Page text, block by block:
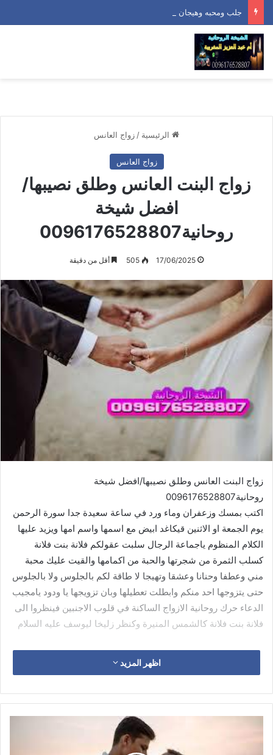
جلب ومحبه وهيجان سريع/افضل شيخة روحانية0096176528807
الرئيسية / زواج العانس
زواج العانس
زواج البنت العانس وطلق نصيبها/
افضل شيخة
روحانية0096176528807
17/06/2025
505 أقل من دقيقة
زواج البنت العانس وطلق نصيبها/افضل شيخة
روحانية0096176528807
اكتب بمسك وزعفران وماء ورد في ساعة سعيدة جدا سورة الرحمن
يوم الجمعة او الاثنين قيكاغد ابيض مع اسمها واسم امها ويزيد عليها
الكلام المنظوم ياجماعة الرجال سلبت عقولكم فلانة بنت فلانة
كسلب الثمرة من شجرتها والحبة من اكمامها والقيت عليك محبة
مني وعطفا وحنانا وعشقا وتهيجا لا طاقة لكم بالجلوس ولا بالجلوس
حتى يتزوجها احد منكم وابطلت تعطيلها وبان تزويجها يا ودود يامجيب
الدعاء حرك روحانية الازواج الساكنة في قلوب الاجنبين فينظروا الى
فلانة بنت فلانة كالشمس المنيرة وكنظر زليخا ليوسف عليه السلام
اظهر المزيد